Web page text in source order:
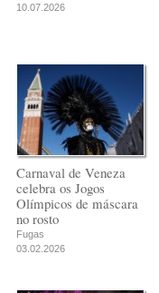
10.07.2026
Carnaval de Veneza
celebra os Jogos
Olímpicos de máscara
no rosto
Fugas
03.02.2026